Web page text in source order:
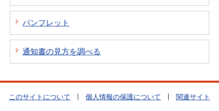
パンフレット
通知書の見方を調べる
このサイトについて 個人情報の保護について 関連サイト